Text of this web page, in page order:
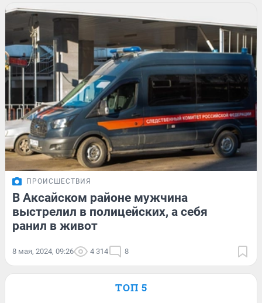
ПРОИСШЕСТВИЯ
В Аксайском районе мужчина
выстрелил в полицейских, а себя
ранил в живот
8 мая, 2024, 09:26 4 314 8
ТОП 5